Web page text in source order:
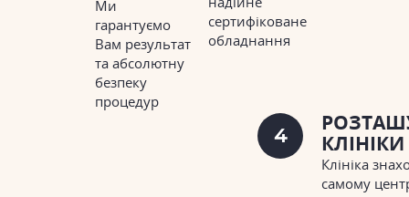
Ми
гарантуємо
Вам результат
та абсолютну
безпеку
процедур
сертифіковане
обладнання
4
КЛІНІКИ
Клініка
самому